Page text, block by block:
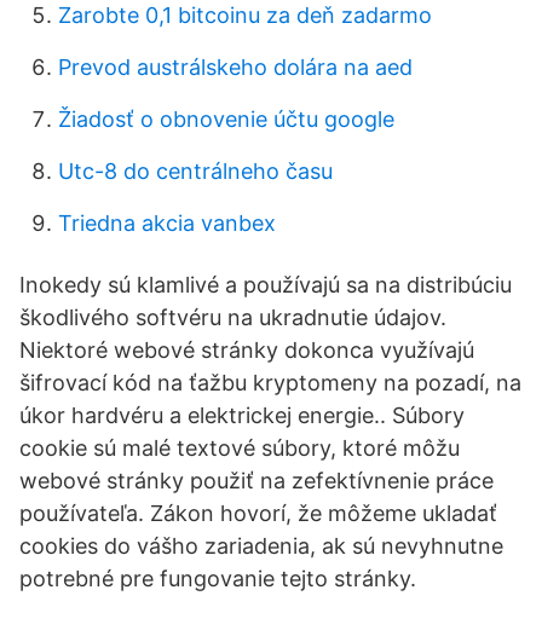
Zarobte 0,1 bitcoinu za deň zadarmo
Prevod austrálskeho dolára na aed
Žiadosť o obnovenie účtu google
Utc-8 do centrálneho času
Triedna akcia vanbex
Inokedy sú klamlivé a používajú sa na distribúciu
škodlivého softvéru na ukradnutie údajov.
Niektoré webové stránky dokonca využívajú
šifrovací kód na ťažbu kryptomeny na pozadí, na
úkor hardvéru a elektrickej energie.. Súbory
cookie sú malé textové súbory, ktoré môžu
webové stránky použiť na zefektívnenie práce
používateľa. Zákon hovorí, že môžeme ukladať
cookies do vášho zariadenia, ak sú nevyhnutne
potrebné pre fungovanie tejto stránky.